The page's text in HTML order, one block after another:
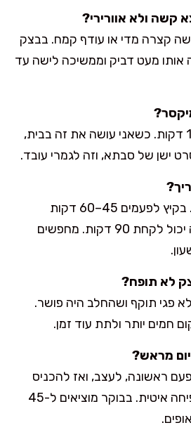
קשה ולא אוורירי?
קצרה מדי או עודף קמח. בבצק
אותו מעט דביק וממשיכה לישה עד
כן. לשים ביד 12–15 דקות. כשאני עושה את זה בבית,
ישן של סבתא, וזה לגמרי עובד.
זה תלוי בחום בבית. בקיץ לפעמים 45–60 דקות
מספיקים; בחורף זה יכול לקחת 90 דקות. מחפשים
לא תופח?
פגי תוקף ושהחלב היה פושר.
חמים יותר ולתת עוד זמן.
מראש?
ראשונה, לעצב, ואז להכניס
למקרר ללילה בתפיחה איטית. בבוקר מוציאים ל-45